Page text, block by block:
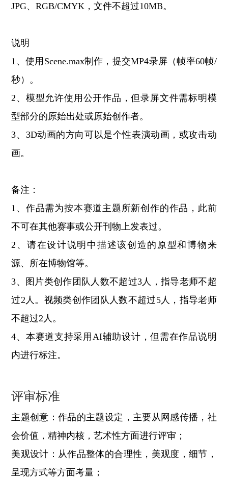
JPG、RGB/CMYK，文件不超过10MB。
说明
1、使用Scene.max制作，提交MP4录屏（帧率60帧/
秒）。
2、模型允许使用公开作品，但录屏文件需标明模
型部分的原始出处或原始创作者。
3、3D动画的方向可以是个性表演动画，或攻击动
画。
备注：
1、作品需为按本赛道主题所新创作的作品，此前
不可在其他赛事或公开刊物上发表过。
2、请在设计说明中描述该创造的原型和博物来
源、所在博物馆等。
3、图片类创作团队人数不超过3人，指导老师不超
过2人。视频类创作团队人数不超过5人，指导老师
不超过2人。
4、本赛道支持采用AI辅助设计，但需在作品说明
内进行标注。
评审标准
主题创意：作品的主题设定，主要从网感传播，社
会价值，精神内核，艺术性方面进行评审；
美观设计：从作品整体的合理性，美观度，细节，
呈现方式等方面考量；